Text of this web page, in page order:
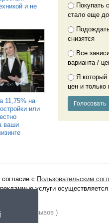
и не
11,75% на
или
ваши
Покупать
стало еще
снизятся
Все
варианта /
Я который
цен и только
с Пользовательским
услуги
отзывов )